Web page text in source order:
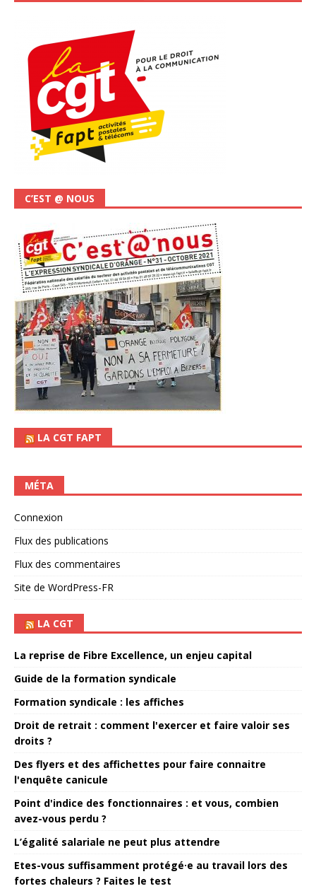
C’EST @ NOUS
LA CGT FAPT
MÉTA
Connexion
Flux des publications
Flux des commentaires
Site de WordPress-FR
LA CGT
La reprise de Fibre Excellence, un enjeu capital
Guide de la formation syndicale
Formation syndicale : les affiches
Droit de retrait : comment l'exercer et faire valoir ses
droits ?
Des flyers et des affichettes pour faire connaitre
l'enquête canicule
Point d'indice des fonctionnaires : et vous, combien
avez-vous perdu ?
L’égalité salariale ne peut plus attendre
Etes-vous suffisamment protégé·e au travail lors des
fortes chaleurs ? Faites le test